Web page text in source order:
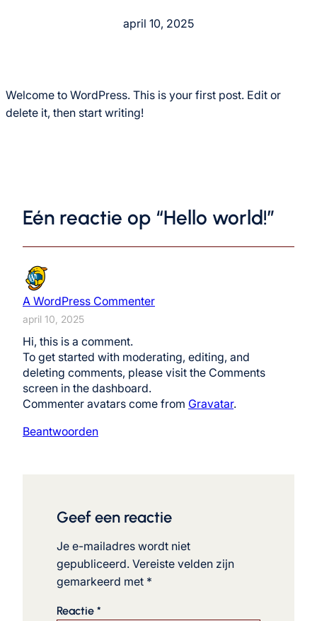
april 10, 2025
Welcome to WordPress. This is your first post. Edit or
delete it, then start writing!
Eén reactie op “Hello world!”
A WordPress Commenter
april 10, 2025
Hi, this is a comment.
To get started with moderating, editing, and
deleting comments, please visit the Comments
screen in the dashboard.
Commenter avatars come from Gravatar.
Beantwoorden
Geef een reactie
Je e-mailadres wordt niet
gepubliceerd. Vereiste velden zijn
gemarkeerd met *
Reactie *